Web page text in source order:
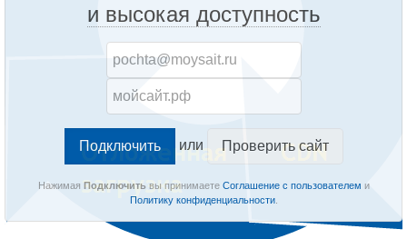
и высокая доступность
или Проверить сайт
Нажимая Подключитьвы принимаете Соглашение с пользователем и
Политику конфиденциальности.